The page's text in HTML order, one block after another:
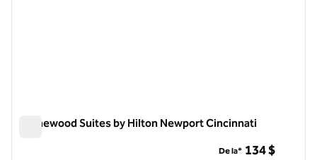
Homewood Suites by Hilton Newport Cincinnati
De la* 134 $